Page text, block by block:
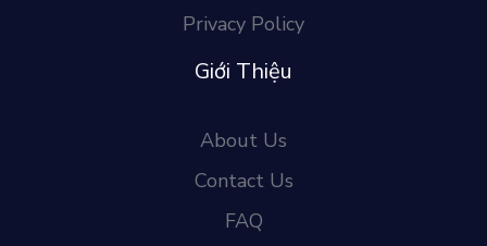
Privacy Policy
Giới Thiệu
About Us
Contact Us
FAQ